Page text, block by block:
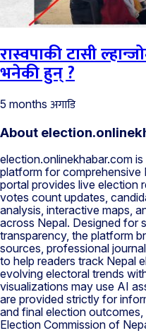
रास्वपाकी टासी
भनेकी हुन् ?
5 months अगाडि
About
election.onlinekhabar.com
platform for comprehensive
portal provides live election
votes count updates,
analysis, interactive maps,
across Nepal. Designed for
transparency, the platform
sources, professional
to help readers track Nepal
evolving electoral trends
visualizations may use AI
are provided strictly for
and final election
Election Commission of